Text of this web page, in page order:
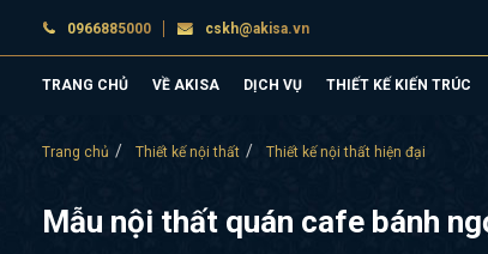
0966885000 cskh@akisa.vn
TRANG CHỦ VỀ AKISA DỊCH VỤ THIẾT KẾ KIẾN TRÚC
Trang chủ Thiết kế nội thất Thiết kế nội thất hiện đại
Mẫu nội thất quán cafe bánh